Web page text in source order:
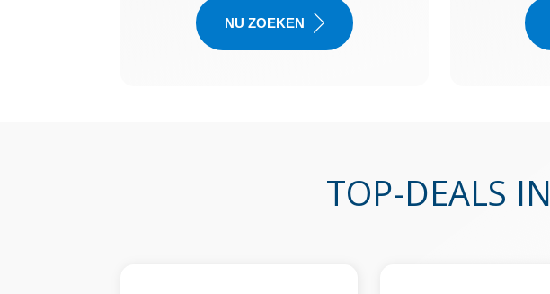
NU ZOEKEN
TOP-DEALS IN